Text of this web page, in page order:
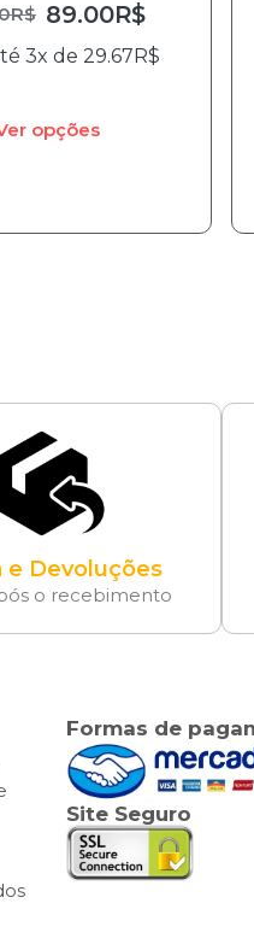
R$ 89.00R$
3x de 29.67R$
opções
e Devoluções
o recebimento
Formas de
Site Seguro